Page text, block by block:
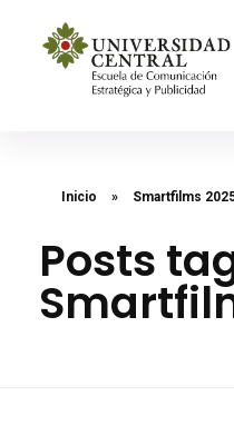
Inicio » Smartfilms
Posts